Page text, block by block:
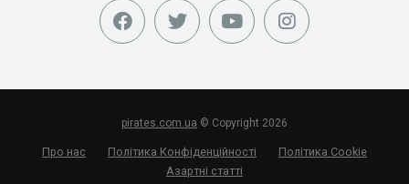
pirates.com.ua © Copyright 2026
Про нас Політика Конфіденційності
Політика Cookie
Азартні статті